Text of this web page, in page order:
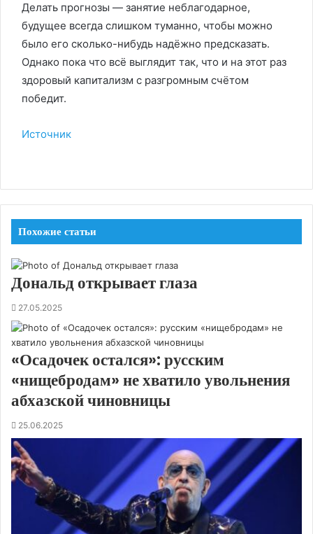
Делать прогнозы — занятие неблагодарное,
будущее всегда слишком туманно, чтобы можно
было его сколько-нибудь надёжно предсказать.
Однако пока что всё выглядит так, что и на этот раз
здоровый капитализм с разгромным счётом
победит.
Источник
Похожие статьи
Дональд открывает глаза
27.05.2025
«Осадочек остался»: русским
«нищебродам» не хватило увольнения
абхазской чиновницы
25.06.2025